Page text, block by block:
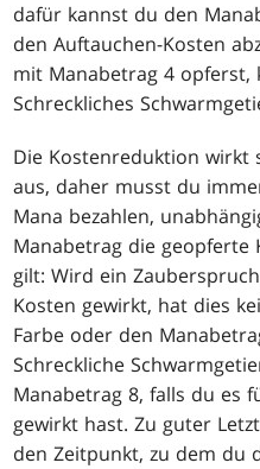
dafür kannst du den
den Auftauchen-Kosten
mit Manabetrag 4 opferst,
Schreckliches
Die Kostenreduktion wirkt
aus, daher musst du
Mana bezahlen,
Manabetrag die
gilt: Wird ein
Kosten gewirkt, hat dies
Farbe oder den
Schreckliche
Manabetrag 8, falls du es
gewirkt hast. Zu guter
den Zeitpunkt, zu dem du